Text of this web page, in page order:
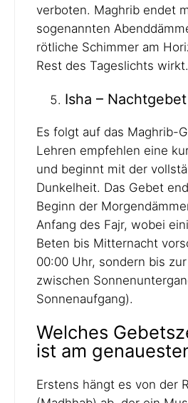
verboten. Maghrib endet
sogenannten
rötliche Schimmer am
Rest des Tageslichts wirkt.
Isha –
Es folgt auf das Maghrib-
Lehren empfehlen eine
und beginnt mit der
Dunkelheit. Das Gebet
Beginn der
Anfang des Fajr, wobei
Beten bis Mitternacht
00:00 Uhr, sondern bis
zwischen
Sonnenaufgang).
Welches
ist am
Erstens hängt es von der